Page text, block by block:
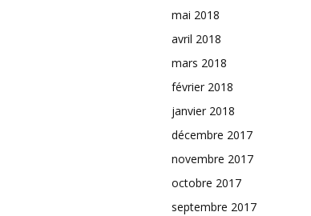
mai 2018
avril 2018
mars 2018
février 2018
janvier 2018
décembre 2017
novembre 2017
octobre 2017
septembre 2017